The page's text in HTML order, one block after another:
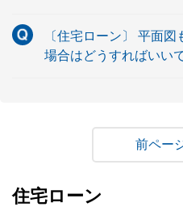
〔住宅ローン〕 平面
場合はどうすればいい
住宅ローン